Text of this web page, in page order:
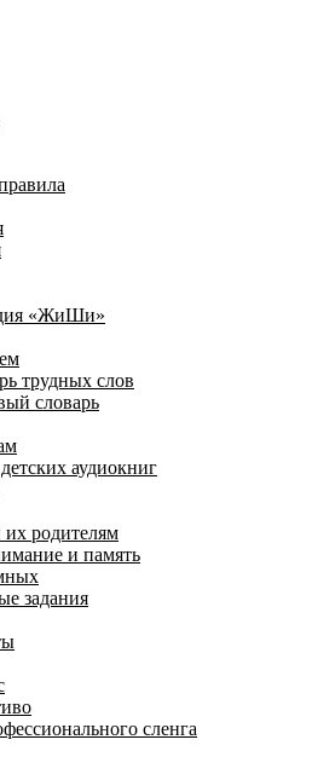
«ЖиШи»
трудных слов
словарь
аудиокниг
родителям
и память
задания
сленга